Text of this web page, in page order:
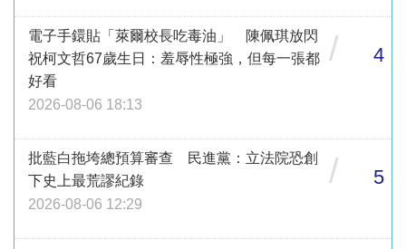
電子手鐶貼「萊爾校長吃毒油」 陳佩琪放閃
祝柯文哲67歲生日：羞辱性極強，但每一張都
好看
2026-08-06 18:13
/ 4
批藍白拖垮總預算審查 民進黨：立法院恐創
下史上最荒謬紀錄
2026-08-06 12:29
/ 5